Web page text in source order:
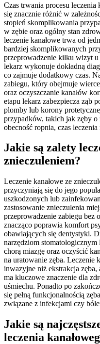
Czas trwania procesu leczenia
się znacznie różnić w
stopień skomplikowania
w zębie oraz ogólny stan
leczenie kanałowe trwa od
bardziej skomplikowanych
przeprowadzenie kilku wizyt
lekarz wykonuje dokładną
co zajmuje dodatkowy czas.
zabiegu, który obejmuje
oraz oczyszczanie kanałów
etapu lekarz zabezpiecza ząb
plomby lub korony
przypadków, takich jak zęby
obecność ropnia, czas
Jakie są zalety
znieczuleniem?
Leczenie kanałowe ze
przyczyniają się do jego
uszkodzonych lub
zastosowanie znieczulenia
przeprowadzenie zabiegu bez
znacząco poprawia komfort
obawiających się dentystyki.
narzędziom stomatologicznym
chorą miazgę oraz oczyścić
na uratowanie zęba. Leczenie
inwazyjne niż ekstrakcja zęba,
ma kluczowe znaczenie dla
uśmiechu. Ponadto po
się pełną funkcjonalnością
związane z infekcjami czy
Jakie są
leczenia